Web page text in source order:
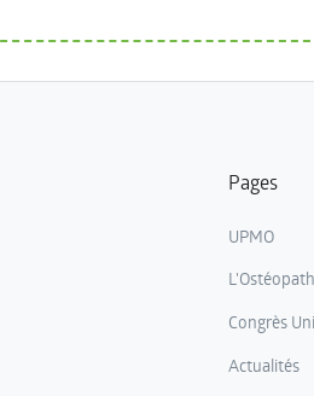
Pages
UPMO
Congrès
Actualités